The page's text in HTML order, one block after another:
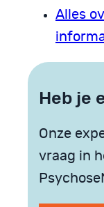
Alles
Heb je
Onze
vraag in